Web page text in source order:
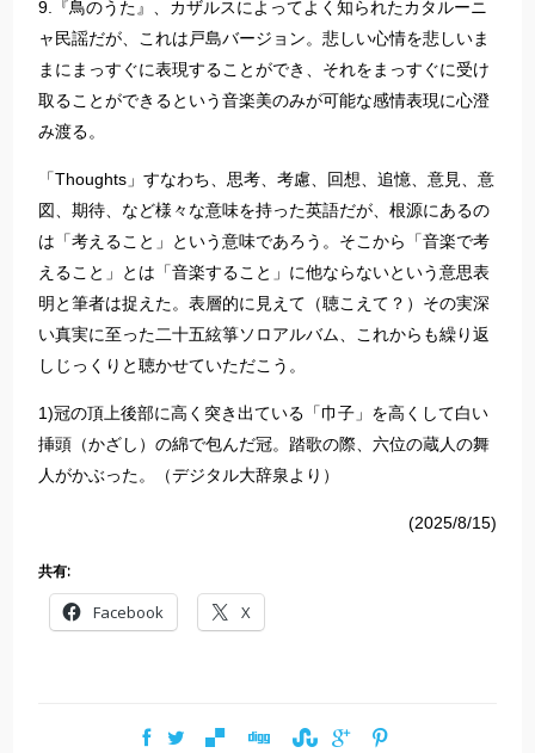
9.『鳥のうた』、カザルスによってよく知られたカタルーニ
ャ民謡だが、これは戸島バージョン。悲しい心情を悲しいま
まにまっすぐに表現することができ、それをまっすぐに受け
取ることができるという音楽美のみが可能な感情表現に心澄
み渡る。
「Thoughts」すなわち、思考、考慮、回想、追憶、意見、意
図、期待、など様々な意味を持った英語だが、根源にあるの
は「考えること」という意味であろう。そこから「音楽で考
えること」とは「音楽すること」に他ならないという意思表
明と筆者は捉えた。表層的に見えて（聴こえて？）その実深
い真実に至った二十五絃箏ソロアルバム、これからも繰り返
しじっくりと聴かせていただこう。
1)冠の頂上後部に高く突き出ている「巾子」を高くして白い
挿頭（かざし）の綿で包んだ冠。踏歌の際、六位の蔵人の舞
人がかぶった。（デジタル大辞泉より）
(2025/8/15)
共有:
Facebook X